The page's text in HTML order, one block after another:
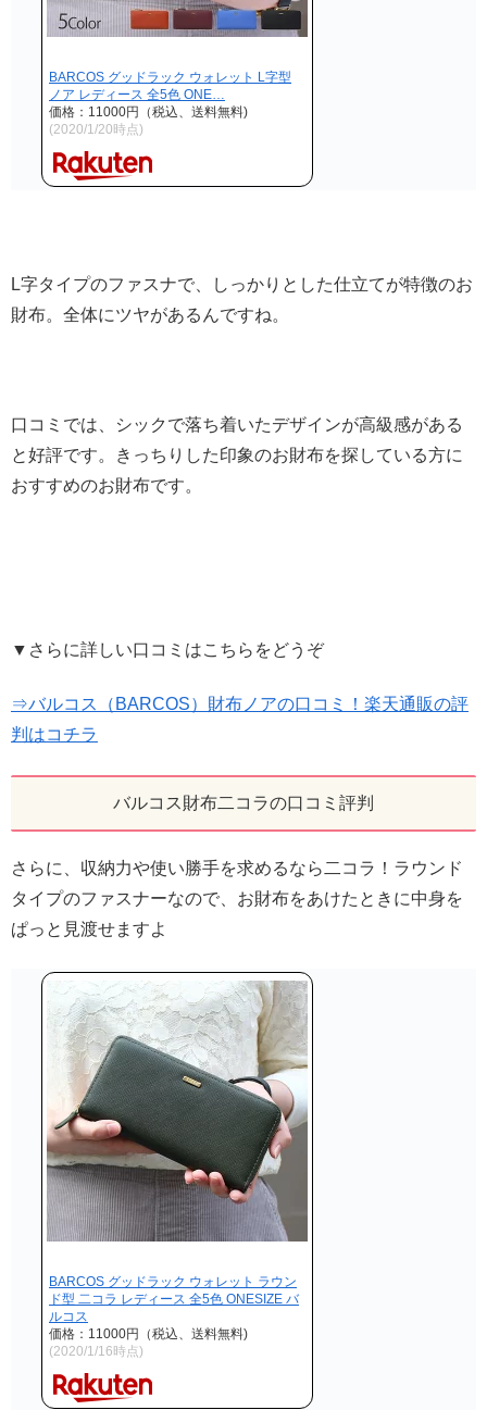
BARCOS グッドラック ウォレット L字型
ノア レディース 全5色 ONE…
価格：11000円（税込、送料無料)
(2020/1/20時点)
L字タイプのファスナで、しっかりとした仕立てが特徴のお
財布。全体にツヤがあるんですね。
口コミでは、シックで落ち着いたデザインが高級感がある
と好評です。きっちりした印象のお財布を探している方に
おすすめのお財布です。
▼さらに詳しい口コミはこちらをどうぞ
⇒バルコス（BARCOS）財布ノアの口コミ！楽天通販の評
判はコチラ
バルコス財布二コラの口コミ評判
さらに、収納力や使い勝手を求めるなら二コラ！ラウンド
タイプのファスナーなので、お財布をあけたときに中身を
ぱっと見渡せますよ
BARCOS グッドラック ウォレット ラウン
ド型 二コラ レディース 全5色 ONESIZE バ
ルコス
価格：11000円（税込、送料無料)
(2020/1/16時点)